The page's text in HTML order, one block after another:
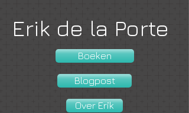
Erik de la Porte
Boeken
Blogpost
Over Erik